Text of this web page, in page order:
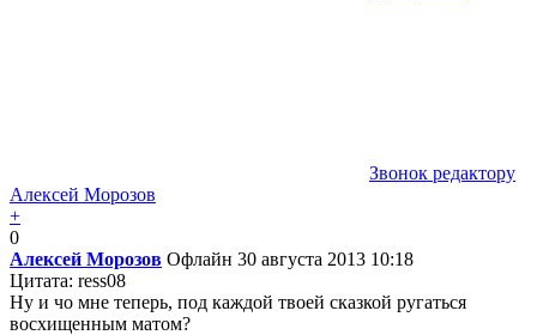
Звонок редактору
Алексей Морозов
+
0
Алексей Морозов Офлайн 30 августа 2013 10:18
Цитата: ress08
Ну и чо мне теперь, под каждой твоей сказкой ругаться
восхищенным матом?